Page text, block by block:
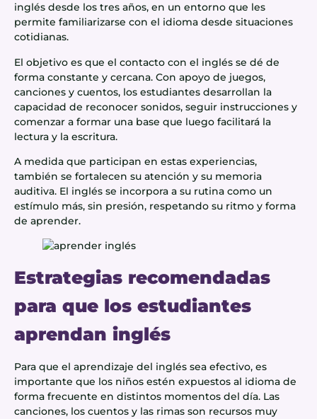
inglés desde los tres años, en un entorno que les
permite familiarizarse con el idioma desde situaciones
cotidianas.
El objetivo es que el contacto con el inglés se dé de
forma constante y cercana. Con apoyo de juegos,
canciones y cuentos, los estudiantes desarrollan la
capacidad de reconocer sonidos, seguir instrucciones y
comenzar a formar una base que luego facilitará la
lectura y la escritura.
A medida que participan en estas experiencias,
también se fortalecen su atención y su memoria
auditiva. El inglés se incorpora a su rutina como un
estímulo más, sin presión, respetando su ritmo y forma
de aprender.
Estrategias recomendadas
para que los estudiantes
aprendan inglés
Para que el aprendizaje del inglés sea efectivo, es
importante que los niños estén expuestos al idioma de
forma frecuente en distintos momentos del día. Las
canciones, los cuentos y las rimas son recursos muy